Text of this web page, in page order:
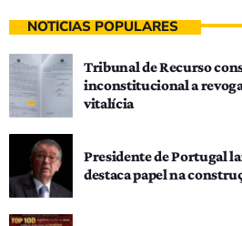
NOTÍCIAS POPULARES
Tribunal de Recurso
inconstitucional a
vitalícia
Presidente de Portugal
destaca papel na